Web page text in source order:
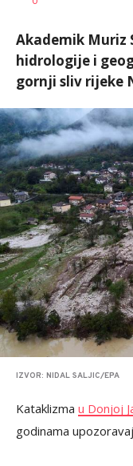
Akademik Muriz
hidrologije i
gornji sliv rijeke
IZVOR: NIDAL SALJIC/EPA
Kataklizma u Donjoj
godinama